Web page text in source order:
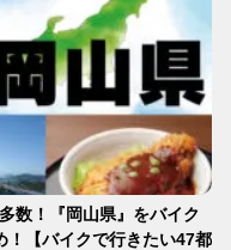
数！『岡山県』をバイク
！【バイクで行きたい47都